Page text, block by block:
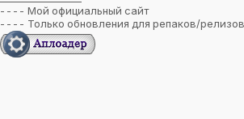
---- Мой официальный сайт
---- Только обновления для репаков/релизов